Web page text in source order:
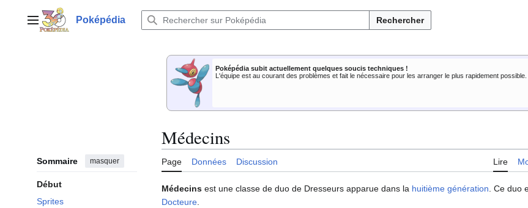
contenuMenu principalPoképédia Rechercher
Poképédia subit actuellement quelques soucis techniques !
L'équipe est au courant des problèmes et fait le nécessaire pour les arranger le plus rapidement
Sommaire masquer
Début
Sprites
Médecins
Page Données Discussion Lire
Médecins est une classe de duo de Dresseurs apparue dans la huitième génération . Ce duo
Docteure